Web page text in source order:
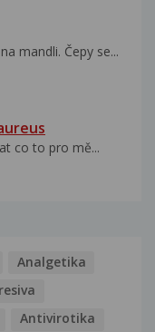
mandli. Čepy se...
co to pro mě...
Analgetika
Antivirotika